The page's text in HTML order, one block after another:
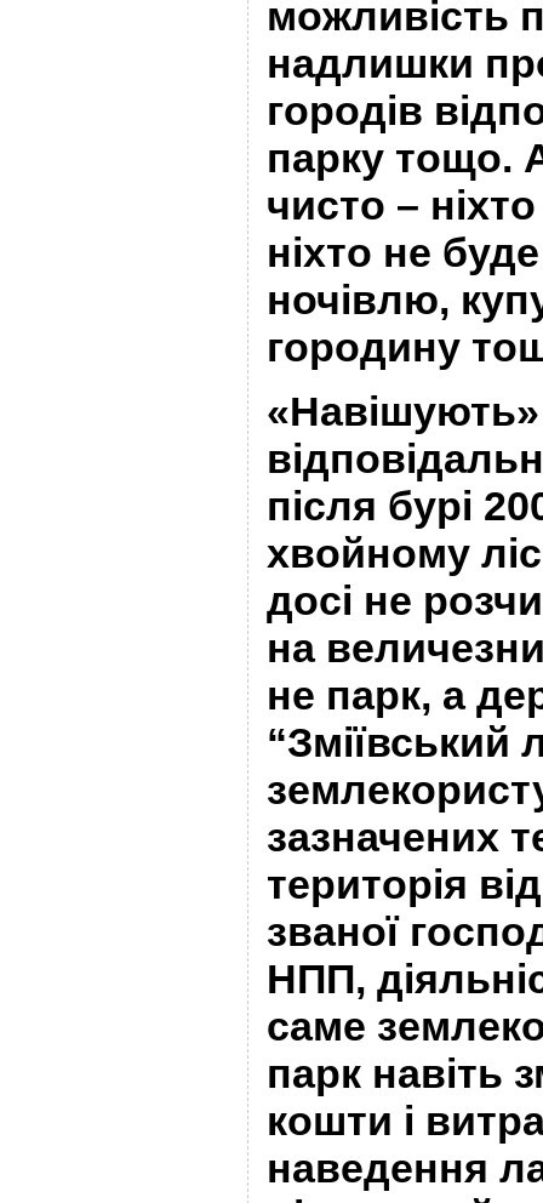
можливість
надлишки
городів
парку тощо.
чисто –
ніхто не
ночівлю,
городину
після бурі
хвойному
досі не
на
не парк, а
“Зміївський
зазначених
територія
званої
НПП,
саме
парк навіть
кошти і
наведення